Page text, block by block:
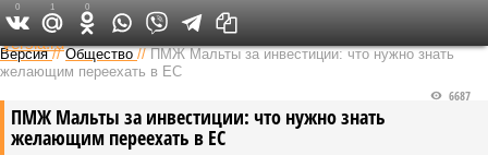
Федеральный выпуск
Версия //Общество //ПМЖ Мальты за инвестиции: что нужно знать
желающим переехать в ЕС
ПМЖ Мальты за инвестиции: что нужно знать
желающим переехать в ЕС
6687
0 1 0